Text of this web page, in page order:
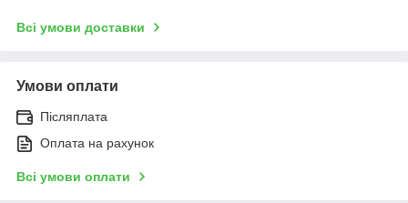
Всі умови доставки
Умови оплати
Післяплата
Оплата на рахунок
Всі умови оплати